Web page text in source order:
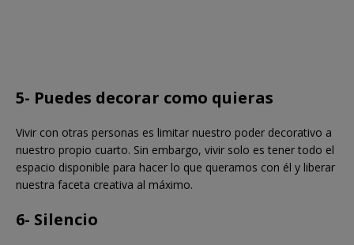
5- Puedes decorar como quieras
Vivir con otras personas es limitar nuestro poder decorativo a
nuestro propio cuarto. Sin embargo, vivir solo es tener todo el
espacio disponible para hacer lo que queramos con él y liberar
nuestra faceta creativa al máximo.
6- Silencio